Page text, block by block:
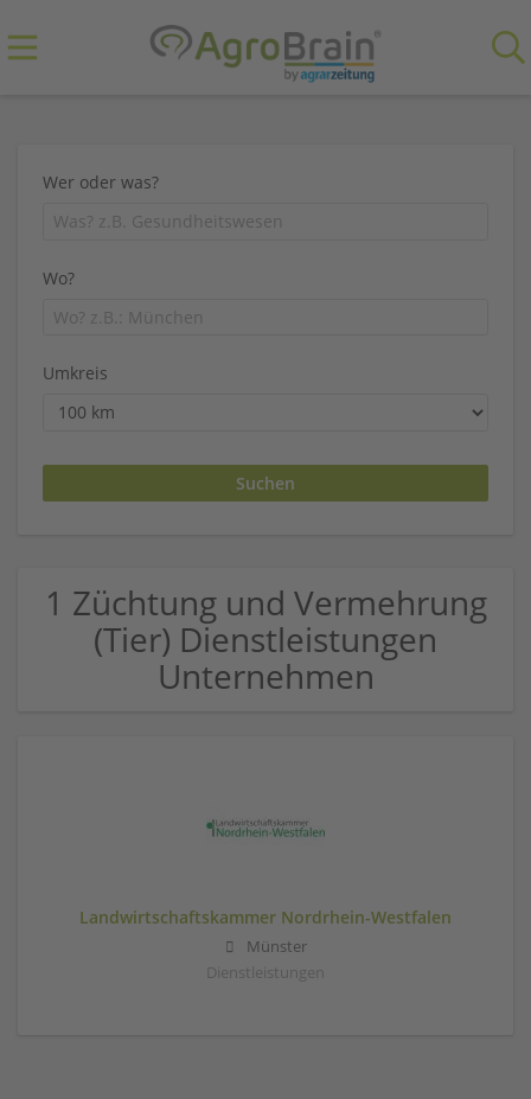
Wer oder was?
Wo?
Umkreis
1 Züchtung und Vermehrung
(Tier) Dienstleistungen
Unternehmen
Landwirtschaftskammer Nordrhein-Westfalen
Münster
Dienstleistungen